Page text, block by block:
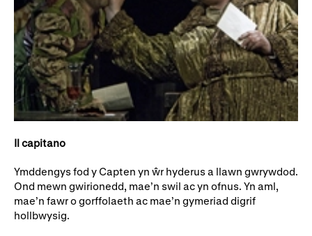
Il capitano
Ymddengys fod y Capten yn ŵr hyderus a llawn gwrywdod.
Ond mewn gwirionedd, mae’n swil ac yn ofnus. Yn aml,
mae’n fawr o gorffolaeth ac mae’n gymeriad digrif
hollbwysig.